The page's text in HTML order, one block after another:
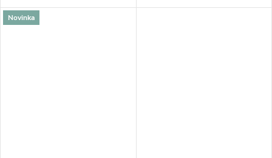
vešiakom slnečnej sústavy!
izby. Táto hracia skrinka hrá
Novinka